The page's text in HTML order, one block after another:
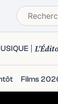
Films